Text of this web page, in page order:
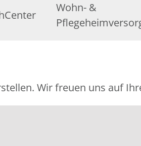
Wohn- &
Wir freuen uns auf